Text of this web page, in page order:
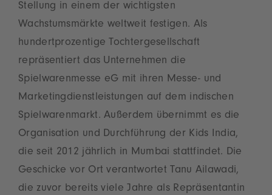
Stellung in einem der wichtigsten
Wachstumsmärkte weltweit festigen. Als
hundertprozentige Tochtergesellschaft
repräsentiert das Unternehmen die
Spielwarenmesse eG mit ihren Messe- und
Marketingdienstleistungen auf dem indischen
Spielwarenmarkt. Außerdem übernimmt es die
Organisation und Durchführung der Kids India,
die seit 2012 jährlich in Mumbai stattfindet. Die
Geschicke vor Ort verantwortet Tanu Ailawadi,
die zuvor bereits viele Jahre als Repräsentantin